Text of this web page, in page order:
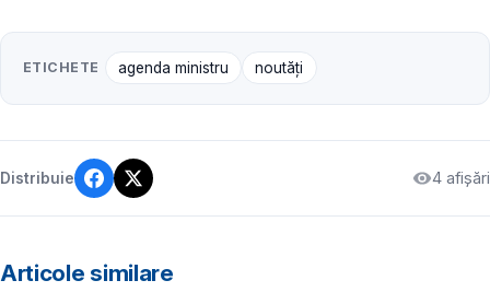
ETICHETE agenda ministru noutăți
Distribuie 4 afișări
Articole similare